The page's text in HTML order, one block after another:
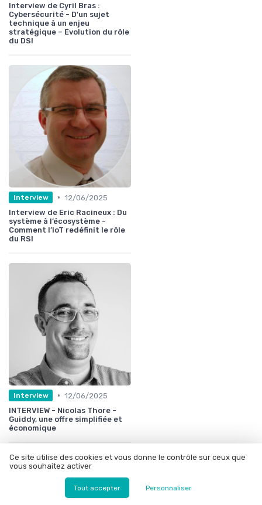
Interview de Cyril Bras :
Cybersécurité - D'un sujet
technique à un enjeu
stratégique – Evolution du rôle
du DSI
Interview • 12/06/2025
Interview de Eric Racineux : Du
système à l’écosystème -
Comment l’IoT redéfinit le rôle
du RSI
Interview • 12/06/2025
INTERVIEW - Nicolas Thore -
Guiddy, une offre simplifiée et
économique
Ce site utilise des cookies et vous donne le contrôle sur ceux que
vous souhaitez activer
Tout accepter Personnaliser